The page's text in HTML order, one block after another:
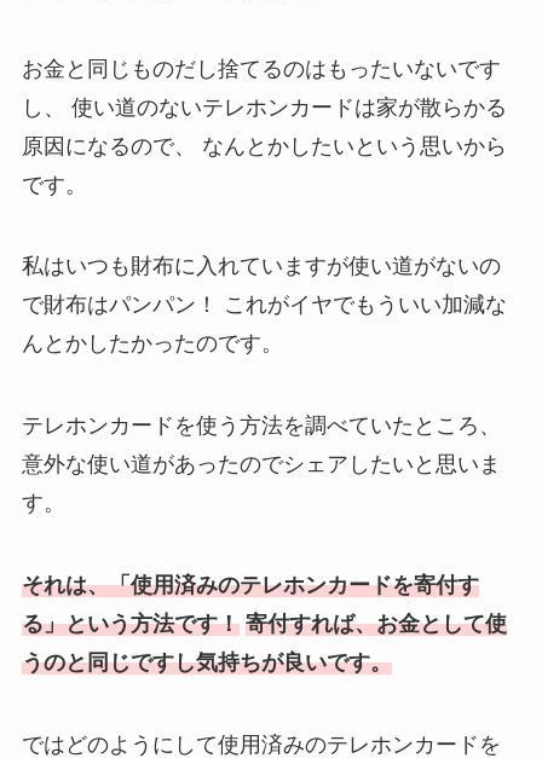
お金と同じものだし捨てるのはもったいないです
し、
使い道のないテレホンカードは家が散らかる
原因になるので、
なんとかしたいという思いから
です。
私はいつも財布に入れていますが使い道がないの
で財布はパンパン！
これがイヤでもういい加減な
んとかしたかったのです。
テレホンカードを使う方法を調べていたところ、
意外な使い道があったのでシェアしたいと思いま
す。
それは、「使用済みのテレホンカードを寄付す
る」という方法です！ 寄付すれば、お金として使
うのと同じですし気持ちが良いです。
ではどのようにして使用済みのテレホンカードを